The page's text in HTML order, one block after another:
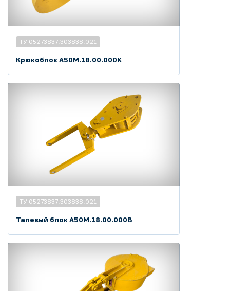
ТУ 05273837.303838.021
Крюкоблок А50М.18.00.000К
ТУ 05273837.303838.021
Талевый блок А50М.18.00.000В